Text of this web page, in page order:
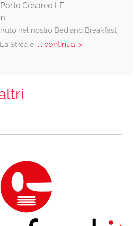
Cesareo LE
nel nostro Bed and Breakfast
Strea è... continua: >